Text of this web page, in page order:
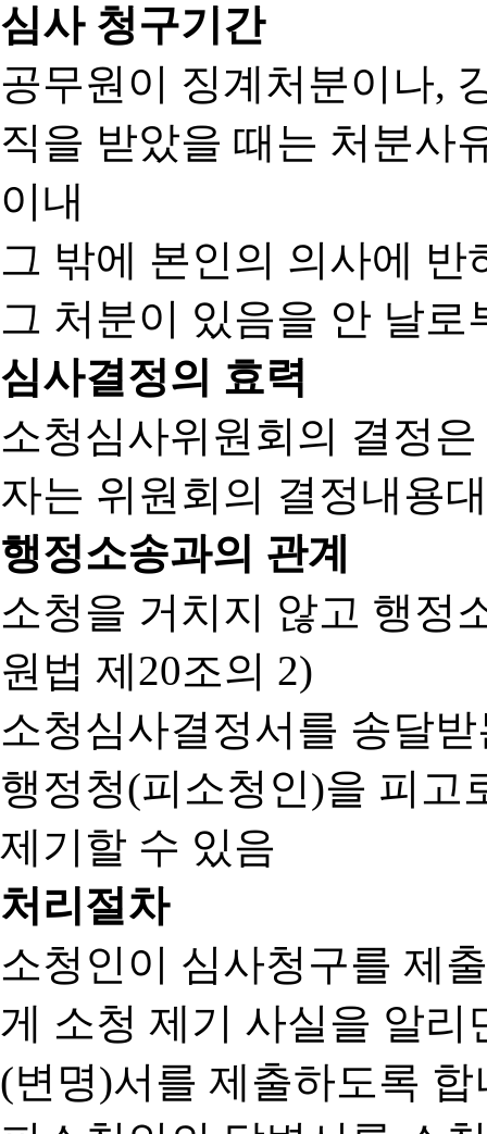
심사 청구기간
공무원이 징계처분이나,
직을 받았을 때는 처분사
이내
그 밖에 본인의 의사에
그 처분이 있음을 안 날로
심사결정의 효력
소청심사위원회의 결정
자는 위원회의 결정내용
행정소송과의 관계
소청을 거치지 않고 행정
원법 제20조의 2)
소청심사결정서를 송달
행정청(피소청인)을 피고
제기할 수 있음
처리절차
소청인이 심사청구를 제
게 소청 제기 사실을 알
(변명)서를 제출하도록 합